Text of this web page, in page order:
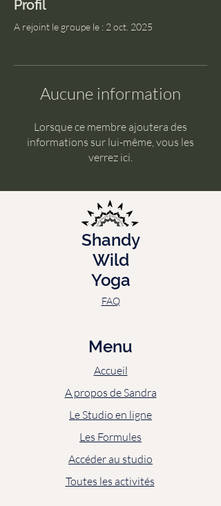
Profil
A rejoint le groupe le : 2 oct. 2025
Aucune information
Lorsque ce membre ajoutera des
informations sur lui-même, vous les
verrez ici.
Shandy
Wild
Yoga
FAQ
Menu
Accueil
A propos de Sandra
Le Studio en ligne
Les Formules
Accéder au studio
Toutes les activités